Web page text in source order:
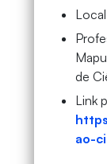
de
Link
ao-